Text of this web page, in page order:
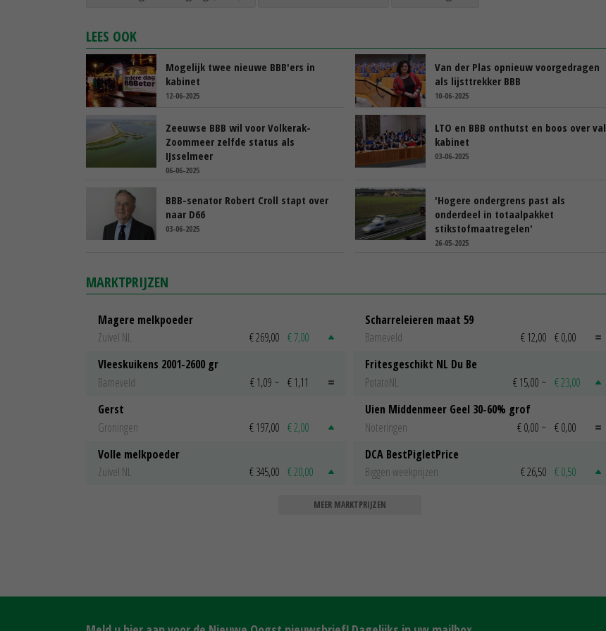
LEES OOK
Mogelijk twee nieuwe BBB'ers in
kabinet
12-06-2025
Van der Plas opnieuw voorgedragen
als lijsttrekker BBB
10-06-2025
Zeeuwse BBB wil voor Volkerak-
Zoommeer zelfde status als
IJsselmeer
06-06-2025
LTO en BBB onthutst en boos over val
kabinet
03-06-2025
BBB-senator Robert Croll stapt over
naar D66
03-06-2025
'Hogere ondergrens past als
onderdeel in totaalpakket
stikstofmaatregelen'
26-05-2025
MARKTPRIJZEN
Magere melkpoeder
Zuivel NL
€ 269,00 € 7,00
Vleeskuikens 2001-2600 gr
Barneveld
€ 1,09 ~ € 1,11
Gerst
Groningen
€ 197,00 € 2,00
Volle melkpoeder
Zuivel NL
€ 345,00 € 20,00
Scharreleieren maat 59
Barneveld
€ 12,00 € 0,00
Fritesgeschikt NL Du Be
PotatoNL
€ 15,00 ~ € 23,00
Uien Middenmeer Geel 30-60% grof
Noteringen
€ 0,00 ~ € 0,00
DCA BestPigletPrice
Biggen weekprijzen
€ 26,50 € 0,50
MEER MARKTPRIJZEN